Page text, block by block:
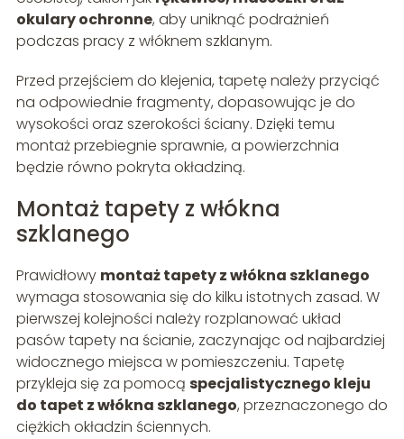
okulary ochronne, aby uniknąć podrażnień
podczas pracy z włóknem szklanym.
Przed przejściem do klejenia, tapetę należy przyciąć
na odpowiednie fragmenty, dopasowując je do
wysokości oraz szerokości ściany. Dzięki temu
montaż przebiegnie sprawnie, a powierzchnia
będzie równo pokryta okładziną.
Montaż tapety z włókna
szklanego
Prawidłowy montaż tapety z włókna szklanego
wymaga stosowania się do kilku istotnych zasad. W
pierwszej kolejności należy rozplanować układ
pasów tapety na ścianie, zaczynając od najbardziej
widocznego miejsca w pomieszczeniu. Tapetę
przykleja się za pomocą specjalistycznego kleju
do tapet z włókna szklanego, przeznaczonego do
ciężkich okładzin ściennych.